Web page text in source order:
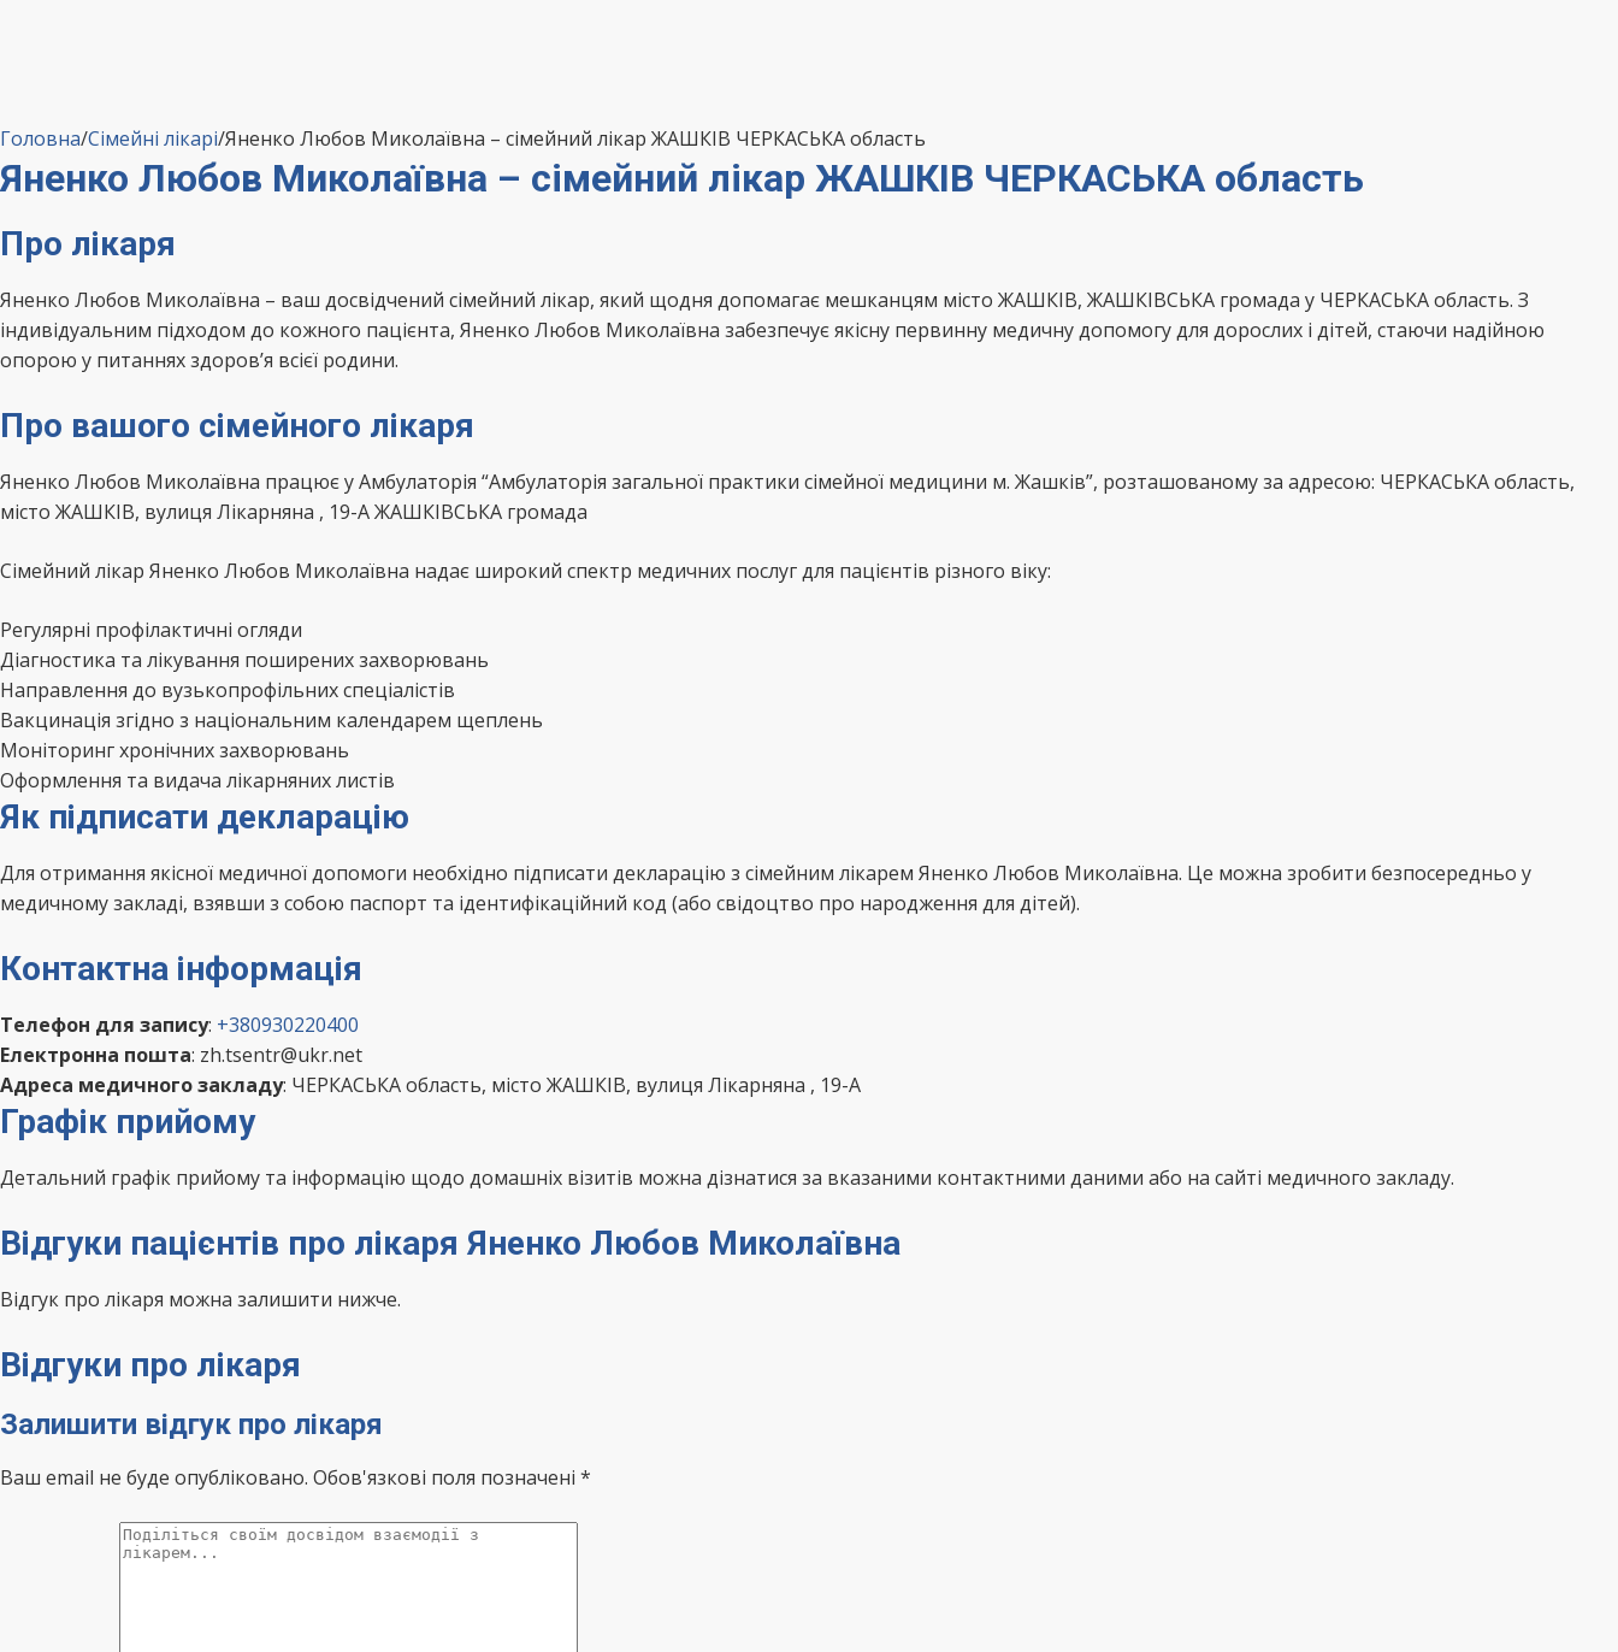
Головна/Сімейні лікарі/Яненко Любов Миколаївна – сімейний лікар ЖАШКІВ ЧЕРКАСЬКА область
Яненко Любов Миколаївна – сімейний лікар ЖАШКІВ ЧЕРКАСЬКА область
Про лікаря
Яненко Любов Миколаївна – ваш досвідчений сімейний лікар, який щодня допомагає мешканцям місто ЖАШКІВ, ЖАШКІВСЬКА громада у ЧЕРКАСЬКА область. З
індивідуальним підходом до кожного пацієнта, Яненко Любов Миколаївна забезпечує якісну первинну медичну допомогу для дорослих і дітей, стаючи надійною
опорою у питаннях здоров’я всієї родини.
Про вашого сімейного лікаря
Яненко Любов Миколаївна працює у Амбулаторія “Амбулаторія загальної практики сімейної медицини м. Жашків”, розташованому за адресою: ЧЕРКАСЬКА область,
місто ЖАШКІВ, вулиця Лікарняна , 19-А ЖАШКІВСЬКА громада
Сімейний лікар Яненко Любов Миколаївна надає широкий спектр медичних послуг для пацієнтів різного віку:
Регулярні профілактичні огляди
Діагностика та лікування поширених захворювань
Направлення до вузькопрофільних спеціалістів
Вакцинація згідно з національним календарем щеплень
Моніторинг хронічних захворювань
Оформлення та видача лікарняних листів
Як підписати декларацію
Для отримання якісної медичної допомоги необхідно підписати декларацію з сімейним лікарем Яненко Любов Миколаївна. Це можна зробити безпосередньо у
медичному закладі, взявши з собою паспорт та ідентифікаційний код (або свідоцтво про народження для дітей).
Контактна інформація
Телефон для запису: +380930220400
Електронна пошта: zh.tsentr@ukr.net
Адреса медичного закладу: ЧЕРКАСЬКА область, місто ЖАШКІВ, вулиця Лікарняна , 19-А
Графік прийому
Детальний графік прийому та інформацію щодо домашніх візитів можна дізнатися за вказаними контактними даними або на сайті медичного закладу.
Відгуки пацієнтів про лікаря Яненко Любов Миколаївна
Відгук про лікаря можна залишити нижче.
Відгуки про лікаря
Залишити відгук про лікаря
Ваш email не буде опубліковано. Обов'язкові поля позначені *